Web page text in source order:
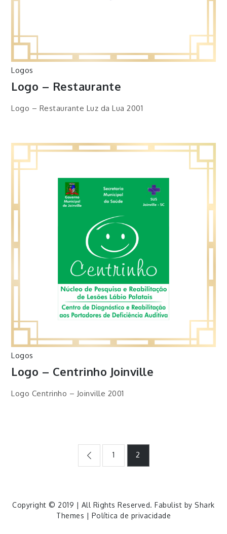
Logos
Logo – Restaurante
Logo – Restaurante Luz da Lua 2001
Logos
Logo – Centrinho Joinville
Logo Centrinho – Joinville 2001
Paginação
posts
1 2
Copyright © 2019 | All Rights Reserved. Fabulist by Shark
Themes | Política de privacidade